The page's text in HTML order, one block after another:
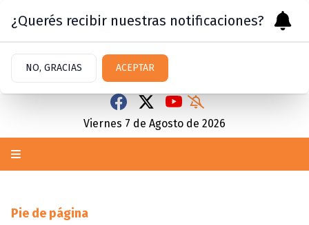
Viernes 7 de Agosto de 2026
Pie de página
¿Querés recibir nuestras notificaciones?
NO, GRACIAS ACEPTAR